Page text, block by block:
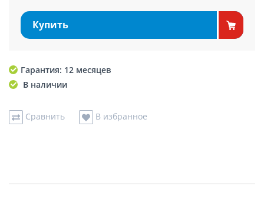
Купить
Гарантия: 12 месяцев
В наличии
Сравнить В избранное